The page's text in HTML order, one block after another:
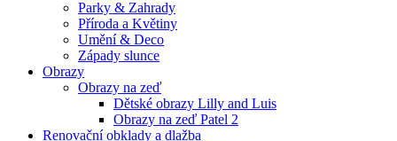
Parky & Zahrady
Příroda a Květiny
Umění & Deco
Západy slunce
Obrazy
Obrazy na zeď
Dětské obrazy Lilly and Luis
Obrazy na zeď Patel 2
Renovační obklady a dlažba